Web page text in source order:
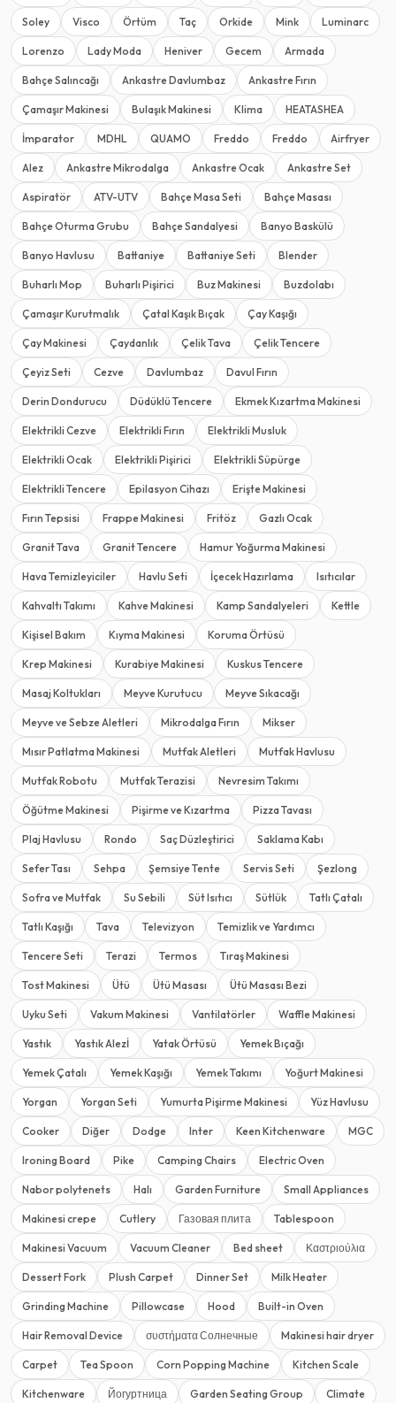
Soley Visco Örtüm Taç Orkide Mink Luminarc
Lorenzo Lady Moda Heniver Gecem Armada
Bahçe Salıncağı Ankastre Davlumbaz Ankastre Fırın
Çamaşır Makinesi Bulaşık Makinesi Klima HEATASHEA
İmparator MDHL QUAMO Freddo Freddo Airfryer
Alez Ankastre Mikrodalga Ankastre Ocak Ankastre Set
Aspiratör ATV-UTV Bahçe Masa Seti Bahçe Masası
Bahçe Oturma Grubu Bahçe Sandalyesi Banyo Baskülü
Banyo Havlusu Battaniye Battaniye Seti Blender
Buharlı Mop Buharlı Pişirici Buz Makinesi Buzdolabı
Çamaşır Kurutmalık Çatal Kaşık Bıçak Çay Kaşığı
Çay Makinesi Çaydanlık Çelik Tava Çelik Tencere
Çeyiz Seti Cezve Davlumbaz Davul Fırın
Derin Dondurucu Düdüklü Tencere Ekmek Kızartma Makinesi
Elektrikli Cezve Elektrikli Fırın Elektrikli Musluk
Elektrikli Ocak Elektrikli Pişirici Elektrikli Süpürge
Elektrikli Tencere Epilasyon Cihazı Erişte Makinesi
Fırın Tepsisi Frappe Makinesi Fritöz Gazlı Ocak
Granit Tava Granit Tencere Hamur Yoğurma Makinesi
Hava Temizleyiciler Havlu Seti İçecek Hazırlama Isıtıcılar
Kahvaltı Takımı Kahve Makinesi Kamp Sandalyeleri Kettle
Kişisel Bakım Kıyma Makinesi Koruma Örtüsü
Krep Makinesi Kurabiye Makinesi Kuskus Tencere
Masaj Koltukları Meyve Kurutucu Meyve Sıkacağı
Meyve ve Sebze Aletleri Mikrodalga Fırın Mikser
Mısır Patlatma Makinesi Mutfak Aletleri Mutfak Havlusu
Mutfak Robotu Mutfak Terazisi Nevresim Takımı
Öğütme Makinesi Pişirme ve Kızartma Pizza Tavası
Plaj Havlusu Rondo Saç Düzleştirici Saklama Kabı
Sefer Tası Sehpa Şemsiye Tente Servis Seti Şezlong
Sofra ve Mutfak Su Sebili Süt Isıtıcı Sütlük Tatlı Çatalı
Tatlı Kaşığı Tava Televizyon Temizlik ve Yardımcı
Tencere Seti Terazi Termos Tıraş Makinesi
Tost Makinesi Ütü Ütü Masası Ütü Masası Bezi
Uyku Seti Vakum Makinesi Vantilatörler Waffle Makinesi
Yastık Yastık Alezİ Yatak Örtüsü Yemek Bıçağı
Yemek Çatalı Yemek Kaşığı Yemek Takımı Yoğurt Makinesi
Yorgan Yorgan Seti Yumurta Pişirme Makinesi Yüz Havlusu
Cooker Diğer Dodge Inter Keen Kitchenware MGC
Ironing Board Pike Camping Chairs Electric Oven
Nabor polytenets Halı Garden Furniture Small Appliances
Makinesi crepe Cutlery Газовая плита Tablespoon
Makinesi Vacuum Vacuum Cleaner Bed sheet Καστριούλια
Dessert Fork Plush Carpet Dinner Set Milk Heater
Grinding Machine Pillowcase Hood Built-in Oven
Hair Removal Device συστήματα Солнечные Makinesi hair dryer
Carpet Tea Spoon Corn Popping Machine Kitchen Scale
Kitchenware Йогуртница Garden Seating Group Climate